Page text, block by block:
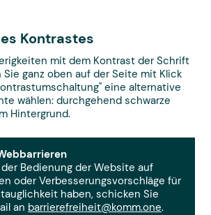
Kontrastes
mit dem Kontrast der Schrift
Sie ganz oben auf der Seite mit Klick
eine alternative
wählen: durchgehend schwarze
Hintergrund.
Bedienung der Website auf
oder Verbesserungsvorschläge für
haben, schicken Sie
an barrierefreiheit@komm.one.